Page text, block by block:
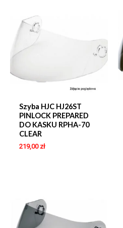
Szyba HJC HJ26ST
PINLOCK PREPARED
DO KASKU RPHA-70
CLEAR
219,00 zł